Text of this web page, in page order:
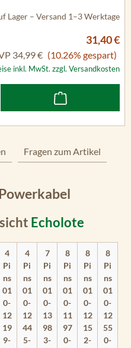
Lager – Versand 1–3 Werktage
31,40 €
34,99 € (10.26% gespart)
inkl. MwSt. zzgl. Versandkosten
Fragen zum Artikel
Echolote
4
Pi
ns
01
0-
12
19
9-
4
Pi
ns
01
0-
12
44
5-
7
Pi
ns
01
0-
13
98
3-
8
Pi
ns
01
0-
11
97
0-
8
Pi
ns
01
0-
12
15
2-
8
Pi
ns
01
0-
12
55
0-